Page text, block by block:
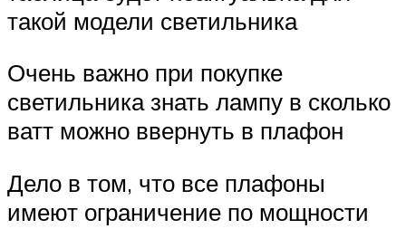
такой модели светильника
Очень важно при покупке
светильника знать лампу в сколько
ватт можно ввернуть в плафон
Дело в том, что все плафоны
имеют ограничение по мощности